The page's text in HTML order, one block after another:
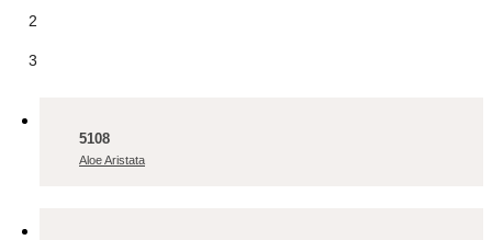
2
3
5108
Aloe Aristata